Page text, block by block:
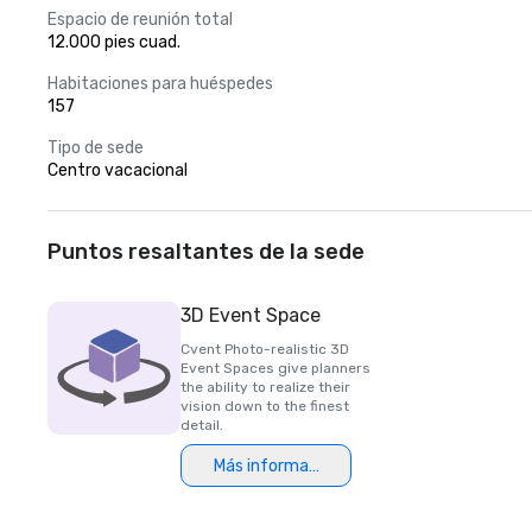
Espacio de reunión total
12.000 pies cuad.
Habitaciones para huéspedes
157
Tipo de sede
Centro vacacional
Puntos resaltantes de la sede
3D Event Space
Cvent Photo-realistic 3D
Event Spaces give planners
the ability to realize their
vision down to the finest
detail.
Más información